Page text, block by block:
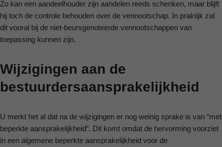
Zo kan een aandeelhouder zijn aandelen reeds schenken, maar blijft
hij toch de controle behouden over de vennootschap. In praktijk zal
dit vooral bij de niet-beursgenoteerde vennootschappen van
toepassing kunnen zijn.
Wijzigingen aan de
bestuurdersaansprakelijkheid
U merkt het al dat na de wijzigingen er nog weinig sprake is van “met
beperkte aansprakelijkheid”. Dit komt omdat de hervorming voorziet
in een algemene beperkte aansprakelijkheid voor de